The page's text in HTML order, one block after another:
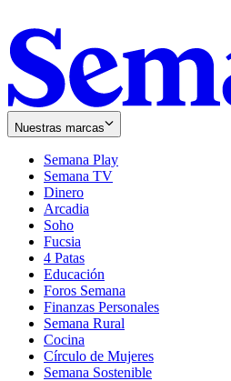
Nuestras marcas
Semana Play
Semana TV
Dinero
Arcadia
Soho
in
new
window
Fucsia
in
new
window
4 Patas
Educación
Foros Semana
Finanzas Personales
Semana Rural
Cocina
Círculo de Mujeres
Semana Sostenible